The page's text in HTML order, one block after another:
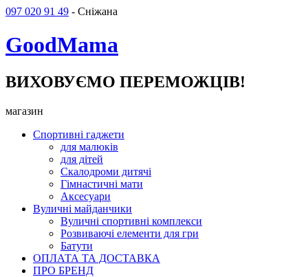
097 020 91 49 - Сніжана
GoodMama
ВИХОВУЄМО ПЕРЕМОЖЦІВ!
магазин
Спортивні гаджети
для малюків
для дітей
Скалодроми дитячі
Гімнастичні мати
Аксесуари
Вуличні майданчики
Вуличні спортивні комплекси
Розвиваючі елементи для гри
Батути
ОПЛАТА ТА ДОСТАВКА
ПРО БРЕНД